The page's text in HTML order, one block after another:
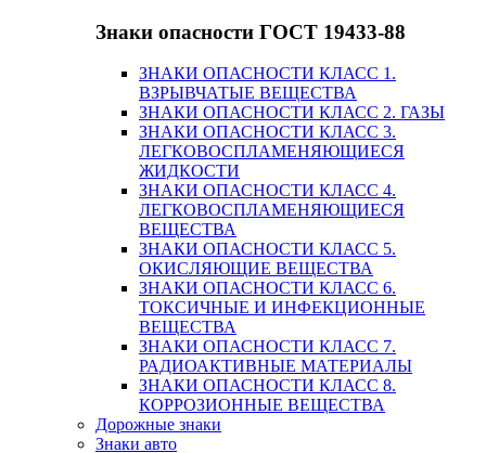
Знаки опасности ГОСТ 19433-88
ЗНАКИ ОПАСНОСТИ КЛАСС 1.
ВЗРЫВЧАТЫЕ ВЕЩЕСТВА
ЗНАКИ ОПАСНОСТИ КЛАСС 2. ГАЗЫ
ЗНАКИ ОПАСНОСТИ КЛАСС 3.
ЛЕГКОВОСПЛАМЕНЯЮЩИЕСЯ
ЖИДКОСТИ
ЗНАКИ ОПАСНОСТИ КЛАСС 4.
ЛЕГКОВОСПЛАМЕНЯЮЩИЕСЯ
ВЕЩЕСТВА
ЗНАКИ ОПАСНОСТИ КЛАСС 5.
ОКИСЛЯЮЩИЕ ВЕЩЕСТВА
ЗНАКИ ОПАСНОСТИ КЛАСС 6.
ТОКСИЧНЫЕ И ИНФЕКЦИОННЫЕ
ВЕЩЕСТВА
ЗНАКИ ОПАСНОСТИ КЛАСС 7.
РАДИОАКТИВНЫЕ МАТЕРИАЛЫ
ЗНАКИ ОПАСНОСТИ КЛАСС 8.
КОРРОЗИОННЫЕ ВЕЩЕСТВА
Дорожные знаки
Знаки авто